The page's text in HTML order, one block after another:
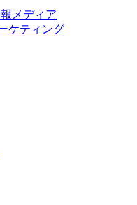
メディア
ケティング